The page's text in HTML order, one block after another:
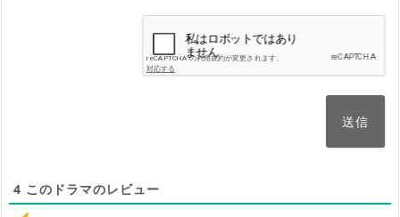
4 このドラマのレビュー